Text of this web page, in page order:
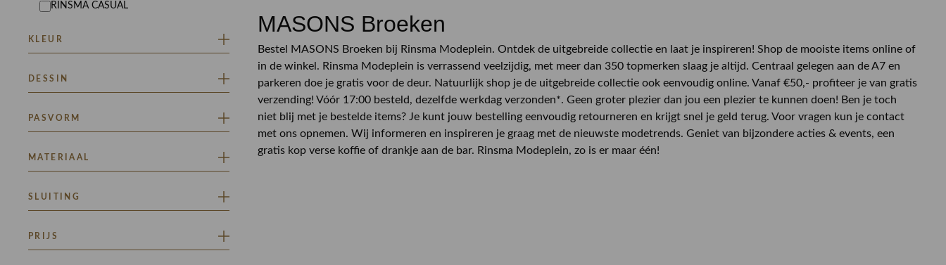
RINSMA CASUAL
KLEUR
DESSIN
PASVORM
MATERIAAL
SLUITING
PRIJS
MASONS Broeken
Bestel MASONS Broeken bij Rinsma Modeplein. Ontdek de uitgebreide collectie en laat je inspireren! Shop de mooiste items online of
in de winkel. Rinsma Modeplein is verrassend veelzijdig, met meer dan 350 topmerken slaag je altijd. Centraal gelegen aan de A7 en
parkeren doe je gratis voor de deur. Natuurlijk shop je de uitgebreide collectie ook eenvoudig online. Vanaf €50,- profiteer je van gratis
verzending! Vóór 17:00 besteld, dezelfde werkdag verzonden*. Geen groter plezier dan jou een plezier te kunnen doen! Ben je toch
niet blij met je bestelde items? Je kunt jouw bestelling eenvoudig retourneren en krijgt snel je geld terug. Voor vragen kun je contact
met ons opnemen. Wij informeren en inspireren je graag met de nieuwste modetrends. Geniet van bijzondere acties & events, een
gratis kop verse koffie of drankje aan de bar. Rinsma Modeplein, zo is er maar één!